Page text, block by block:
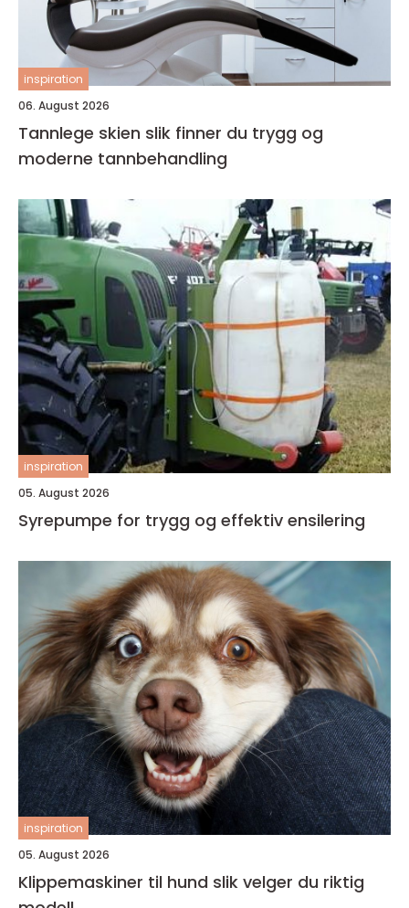
inspiration
06. August 2026
Tannlege skien slik finner du trygg og
moderne tannbehandling
inspiration
05. August 2026
Syrepumpe for trygg og effektiv ensilering
inspiration
05. August 2026
Klippemaskiner til hund slik velger du riktig